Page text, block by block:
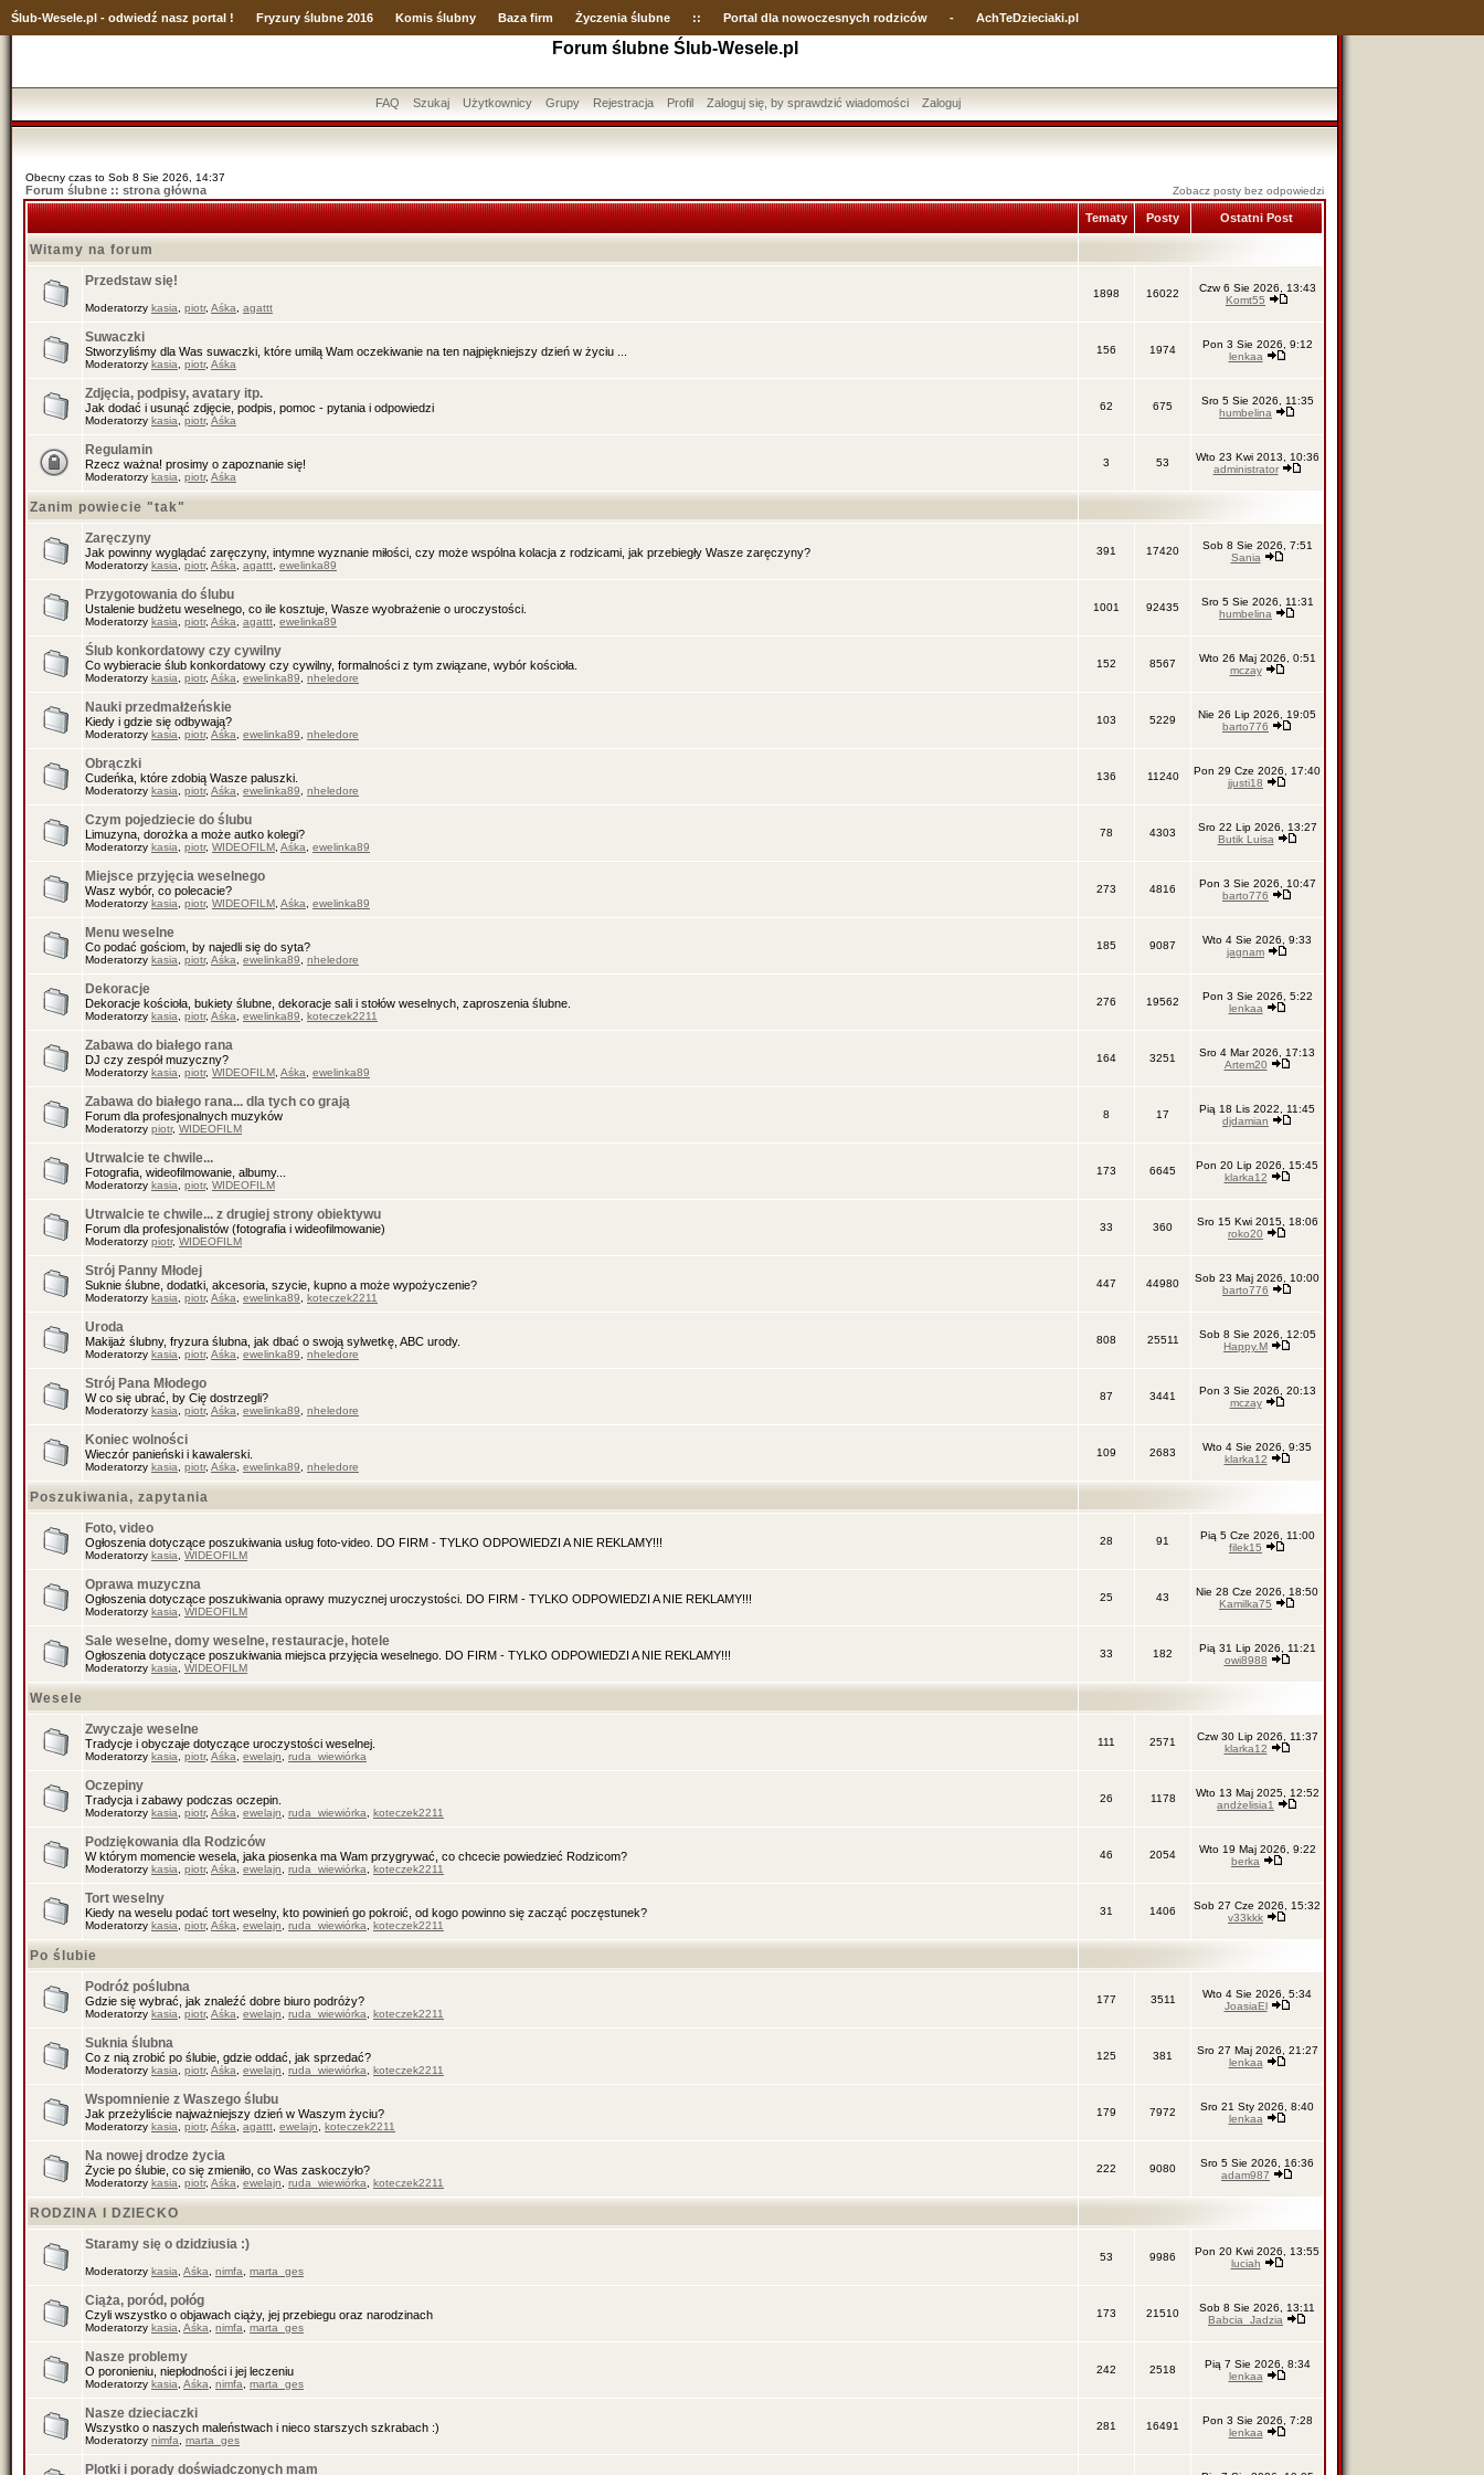
Ślub-Wesele.pl - odwiedź nasz portal ! Fryzury ślubne 2016 Komis ślubny Baza firm Życzenia ślubne :: Portal dla nowoczesnych rodziców - AchTeDzieciaki.pl
Forum ślubne Ślub-Wesele.pl
FAQ Szukaj Użytkownicy Grupy Rejestracja Profil Zaloguj się, by sprawdzić wiadomości Zaloguj
Obecny czas to Sob 8 Sie 2026, 14:37
Forum ślubne :: strona główna Zobacz posty bez odpowiedzi
Tematy Posty Ostatni Post
Witamy na forum
Przedstaw się!
Moderatorzy kasia piotr, Aśka agattt
1898 16022
Czw 6 Sie 2026, 13:43
Komt55
Suwaczki
Stworzyliśmy dla Was suwaczki, które umilą Wam oczekiwanie na ten najpiękniejszy dzień w życiu ...
Moderatorzy kasia piotr, Aśka
156 1974
Pon 3 Sie 2026, 9:12
lenkaa
Zdjęcia, podpisy, avatary itp.
Jak dodać i usunąć zdjęcie, podpis, pomoc - pytania i odpowiedzi
Moderatorzy kasia piotr, Aśka
62 675
Sro 5 Sie 2026, 11:35
humbelina
Regulamin
Rzecz ważna! prosimy o zapoznanie się!
Moderatorzy kasia piotr, Aśka
3 53
Wto 23 Kwi 2013, 10:36
administrator
Zanim powiecie "tak"
Zaręczyny
Jak powinny wyglądać zaręczyny, intymne wyznanie miłości, czy może wspólna kolacja z rodzicami, jak przebiegły Wasze zaręczyny?
Moderatorzy kasia piotr, Aśka agattt ewelinka89
391 17420
Sob 8 Sie 2026, 7:51
Sania
Przygotowania do ślubu
Ustalenie budżetu weselnego, co ile kosztuje, Wasze wyobrażenie o uroczystości.
Moderatorzy kasia piotr, Aśka agattt ewelinka89
1001 92435
Sro 5 Sie 2026, 11:31
humbelina
Ślub konkordatowy czy cywilny
Co wybieracie ślub konkordatowy czy cywilny, formalności z tym związane, wybór kościoła.
Moderatorzy kasia piotr, Aśka ewelinka89 nheledore
152 8567
Wto 26 Maj 2026, 0:51
mczay
Nauki przedmałżeńskie
Kiedy i gdzie się odbywają?
Moderatorzy kasia piotr, Aśka ewelinka89 nheledore
103 5229
Nie 26 Lip 2026, 19:05
barto776
Obrączki
Cudeńka, które zdobią Wasze paluszki.
Moderatorzy kasia piotr, Aśka ewelinka89 nheledore
136 11240
Pon 29 Cze 2026, 17:40
jjusti18
Czym pojedziecie do ślubu
Limuzyna, dorożka a może autko kolegi?
Moderatorzy kasia piotr, WIDEOFILM Aśka ewelinka89
78 4303
Sro 22 Lip 2026, 13:27
Butik Luisa
Miejsce przyjęcia weselnego
Wasz wybór, co polecacie?
Moderatorzy kasia piotr, WIDEOFILM Aśka ewelinka89
273 4816
Pon 3 Sie 2026, 10:47
barto776
Menu weselne
Co podać gościom, by najedli się do syta?
Moderatorzy kasia piotr, Aśka ewelinka89 nheledore
185 9087
Wto 4 Sie 2026, 9:33
jagnam
Dekoracje
Dekoracje kościoła, bukiety ślubne, dekoracje sali i stołów weselnych, zaproszenia ślubne.
Moderatorzy kasia piotr, Aśka ewelinka89 koteczek2211
276 19562
Pon 3 Sie 2026, 5:22
lenkaa
Zabawa do białego rana
DJ czy zespół muzyczny?
Moderatorzy kasia piotr, WIDEOFILM Aśka ewelinka89
164 3251
Sro 4 Mar 2026, 17:13
Artem20
Zabawa do białego rana... dla tych co grają
Forum dla profesjonalnych muzyków
Moderatorzy piotr, WIDEOFILM
8 17
Pią 18 Lis 2022, 11:45
djdamian
Utrwalcie te chwile...
Fotografia, wideofilmowanie, albumy...
Moderatorzy kasia piotr, WIDEOFILM
173 6645
Pon 20 Lip 2026, 15:45
klarka12
Utrwalcie te chwile... z drugiej strony obiektywu
Forum dla profesjonalistów (fotografia i wideofilmowanie)
Moderatorzy piotr, WIDEOFILM
33 360
Sro 15 Kwi 2015, 18:06
roko20
Strój Panny Młodej
Suknie ślubne, dodatki, akcesoria, szycie, kupno a może wypożyczenie?
Moderatorzy kasia piotr, Aśka ewelinka89 koteczek2211
447 44980
Sob 23 Maj 2026, 10:00
barto776
Uroda
Makijaż ślubny, fryzura ślubna, jak dbać o swoją sylwetkę, ABC urody.
Moderatorzy kasia piotr, Aśka ewelinka89 nheledore
808 25511
Sob 8 Sie 2026, 12:05
Happy.M
Strój Pana Młodego
W co się ubrać, by Cię dostrzegli?
Moderatorzy kasia piotr, Aśka ewelinka89 nheledore
87 3441
Pon 3 Sie 2026, 20:13
mczay
Koniec wolności
Wieczór panieński i kawalerski.
Moderatorzy kasia piotr, Aśka ewelinka89 nheledore
109 2683
Wto 4 Sie 2026, 9:35
klarka12
Poszukiwania, zapytania
Foto, video
Ogłoszenia dotyczące poszukiwania usług foto-video. DO FIRM - TYLKO ODPOWIEDZI A NIE REKLAMY!!!
Moderatorzy kasia WIDEOFILM
28 91
Pią 5 Cze 2026, 11:00
filek15
Oprawa muzyczna
Ogłoszenia dotyczące poszukiwania oprawy muzycznej uroczystości. DO FIRM - TYLKO ODPOWIEDZI A NIE REKLAMY!!!
Moderatorzy kasia WIDEOFILM
25 43
Nie 28 Cze 2026, 18:50
Kamilka75
Sale weselne, domy weselne, restauracje, hotele
Ogłoszenia dotyczące poszukiwania miejsca przyjęcia weselnego. DO FIRM - TYLKO ODPOWIEDZI A NIE REKLAMY!!!
Moderatorzy kasia WIDEOFILM
33 182
Pią 31 Lip 2026, 11:21
owi8988
Wesele
Zwyczaje weselne
Tradycje i obyczaje dotyczące uroczystości weselnej.
Moderatorzy kasia piotr, Aśka ewelajn ruda_wiewiórka
111 2571
Czw 30 Lip 2026, 11:37
klarka12
Oczepiny
Tradycja i zabawy podczas oczepin.
Moderatorzy kasia piotr, Aśka ewelajn ruda_wiewiórka koteczek2211
26 1178
Wto 13 Maj 2025, 12:52
andżelisia1
Podziękowania dla Rodziców
W którym momencie wesela, jaka piosenka ma Wam przygrywać, co chcecie powiedzieć Rodzicom?
Moderatorzy kasia piotr, Aśka ewelajn ruda_wiewiórka koteczek2211
46 2054
Wto 19 Maj 2026, 9:22
berka
Tort weselny
Kiedy na weselu podać tort weselny, kto powinień go pokroić, od kogo powinno się zacząć poczęstunek?
Moderatorzy kasia piotr, Aśka ewelajn ruda_wiewiórka koteczek2211
31 1406
Sob 27 Cze 2026, 15:32
v33kkk
Po ślubie
Podróż poślubna
Gdzie się wybrać, jak znaleźć dobre biuro podróży?
Moderatorzy kasia piotr, Aśka ewelajn ruda_wiewiórka koteczek2211
177 3511
Wto 4 Sie 2026, 5:34
JoasiaEl
Suknia ślubna
Co z nią zrobić po ślubie, gdzie oddać, jak sprzedać?
Moderatorzy kasia piotr, Aśka ewelajn ruda_wiewiórka koteczek2211
125 381
Sro 27 Maj 2026, 21:27
lenkaa
Wspomnienie z Waszego ślubu
Jak przeżyliście najważniejszy dzień w Waszym życiu?
Moderatorzy kasia piotr, Aśka agattt ewelajn koteczek2211
179 7972
Sro 21 Sty 2026, 8:40
lenkaa
Na nowej drodze życia
Życie po ślubie, co się zmieniło, co Was zaskoczyło?
Moderatorzy kasia piotr, Aśka ewelajn ruda_wiewiórka koteczek2211
222 9080
Sro 5 Sie 2026, 16:36
adam987
RODZINA I DZIECKO
Staramy się o dzidziusia :)
Moderatorzy kasia Aśka nimfa marta_ges
53 9986
Pon 20 Kwi 2026, 13:55
luciah
Ciąża, poród, połóg
Czyli wszystko o objawach ciąży, jej przebiegu oraz narodzinach
Moderatorzy kasia Aśka nimfa marta_ges
173 21510
Sob 8 Sie 2026, 13:11
Babcia_Jadzia
Nasze problemy
O poronieniu, niepłodności i jej leczeniu
Moderatorzy kasia Aśka nimfa marta_ges
242 2518
Pią 7 Sie 2026, 8:34
lenkaa
Nasze dzieciaczki
Wszystko o naszych maleństwach i nieco starszych szkrabach :)
Moderatorzy nimfa marta_ges
281 16491
Pon 3 Sie 2026, 7:28
lenkaa
Plotki i porady doświadczonych mam